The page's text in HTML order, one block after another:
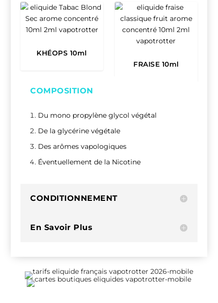
KHÉOPS 10ml
FRAISE 10ml
COMPOSITION
Du mono propylène glycol végétal
De la glycérine végétale
Des arômes vapologiques
Éventuellement de la Nicotine
CONDITIONNEMENT
En Savoir Plus